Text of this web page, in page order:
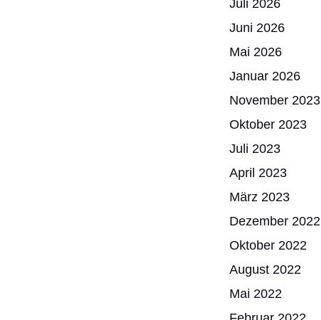
Juli 2026
Juni 2026
Mai 2026
Januar 2026
November 2023
Oktober 2023
Juli 2023
April 2023
März 2023
Dezember 2022
Oktober 2022
August 2022
Mai 2022